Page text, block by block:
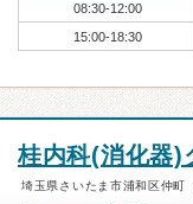
08:30-12:00
15:00-18:30
桂内科(消化器)
埼玉県さいたま市浦和区仲町